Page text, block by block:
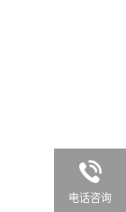
电话咨询